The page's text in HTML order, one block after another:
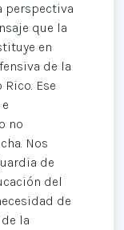
perspectiva
que la
en
de la
Ese
no
Nos
de
del
de
la